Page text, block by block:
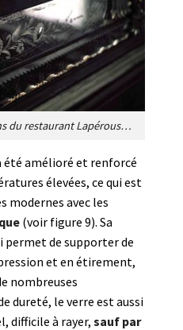
Figure 2. Miroirs des salons du restaurant Lapérouse à Paris, que l’on dit rayés par les diamants offerts à de belles courtisanes qui vérifiaient ainsi la qualité de leurs bijoux. [Source : https://foodandsens.com/made-by-f-and-s/a-la-petite-cuillere/rayne-vigneau-porte-12/ ; DR]
été amélioré et renforcé
élevées, ce qui est
modernes avec les
(voir figure 9). Sa
permet de supporter de
et en étirement,
nombreuses
dureté, le verre est aussi
difficile à rayer, sauf par